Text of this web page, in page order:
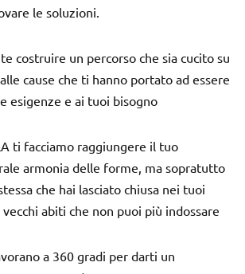
le soluzioni.
costruire un percorso che sia cucito su
cause che ti hanno portato ad essere
esigenze e ai tuoi bisogno
ti facciamo raggiungere il tuo
armonia delle forme, ma sopratutto
che hai lasciato chiusa nei tuoi
abiti che non puoi più indossare
a 360 gradi per darti un